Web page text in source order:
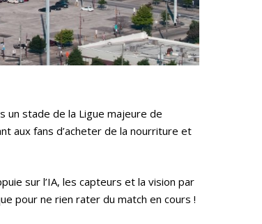
un stade de la Ligue majeure de
aux fans d’acheter de la nourriture et
sur l’IA, les capteurs et la vision par
pour ne rien rater du match en cours !
Krooga SAS
38 Avenue de Saxe, 69006 LYON